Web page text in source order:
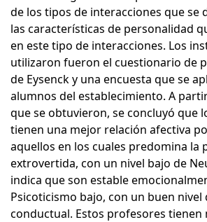
de los tipos de interacciones que se
las características de personalidad
en este tipo de interacciones. Los
utilizaron fueron el cuestionario de
de Eysenck y una encuesta que se
alumnos del establecimiento. A
que se obtuvieron, se concluyó que
tienen una mejor relación afectiva
aquellos en los cuales predomina la
extrovertida, con un nivel bajo de
indica que son estable
Psicoticismo bajo, con un buen nivel
conductual. Estos profesores tienen